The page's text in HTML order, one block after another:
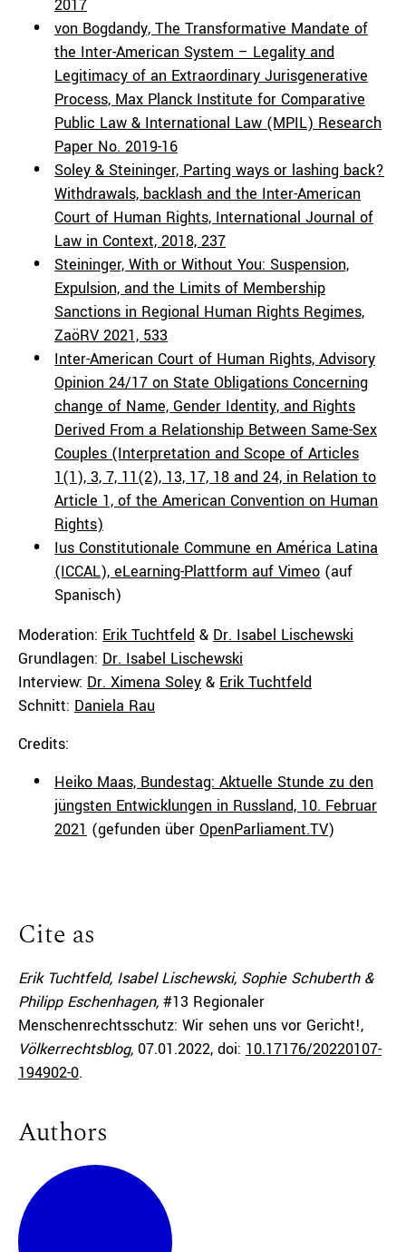
2017
von Bogdandy, The Transformative Mandate of
the Inter-American System – Legality and
Legitimacy of an Extraordinary Jurisgenerative
Process, Max Planck Institute for Comparative
Public Law & International Law (MPIL) Research
Paper No. 2019-16
Soley & Steininger, Parting ways or lashing back?
Withdrawals, backlash and the Inter-American
Court of Human Rights, International Journal of
Law in Context, 2018, 237
Steininger, With or Without You: Suspension,
Expulsion, and the Limits of Membership
Sanctions in Regional Human Rights Regimes,
ZaöRV 2021, 533
Inter-American Court of Human Rights, Advisory
Opinion 24/17 on State Obligations Concerning
change of Name, Gender Identity, and Rights
Derived From a Relationship Between Same-Sex
Couples (Interpretation and Scope of Articles
1(1), 3, 7, 11(2), 13, 17, 18 and 24, in Relation to
Article 1, of the American Convention on Human
Rights)
Ius Constitutionale Commune en América Latina
(ICCAL), eLearning-Plattform auf Vimeo (auf
Spanisch)
Moderation: Erik Tuchtfeld & Dr. Isabel Lischewski
Grundlagen: Dr. Isabel Lischewski
Interview: Dr. Ximena Soley & Erik Tuchtfeld
Schnitt: Daniela Rau
Credits:
Heiko Maas, Bundestag: Aktuelle Stunde zu den
jüngsten Entwicklungen in Russland, 10. Februar
2021 (gefunden über OpenParliament.TV)
Cite as
Erik Tuchtfeld, Isabel Lischewski, Sophie Schuberth &
Philipp Eschenhagen, #13 Regionaler
Menschenrechtsschutz: Wir sehen uns vor Gericht!,
Völkerrechtsblog, 07.01.2022, doi: 10.17176/20220107-
194902-0.
Authors